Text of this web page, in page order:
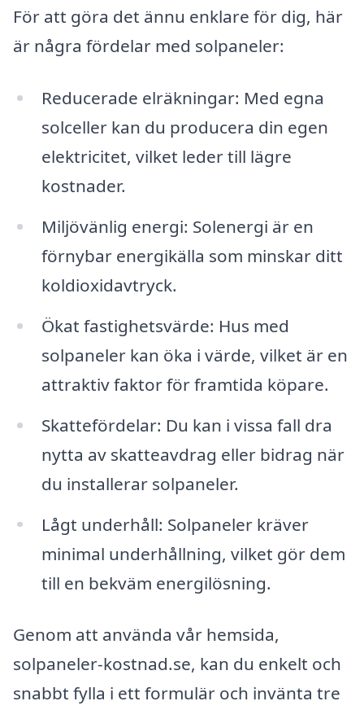
För att göra det ännu enklare för dig, här
är några fördelar med solpaneler:
Reducerade elräkningar: Med egna
solceller kan du producera din egen
elektricitet, vilket leder till lägre
kostnader.
Miljövänlig energi: Solenergi är en
förnybar energikälla som minskar ditt
koldioxidavtryck.
Ökat fastighetsvärde: Hus med
solpaneler kan öka i värde, vilket är en
attraktiv faktor för framtida köpare.
Skattefördelar: Du kan i vissa fall dra
nytta av skatteavdrag eller bidrag när
du installerar solpaneler.
Lågt underhåll: Solpaneler kräver
minimal underhållning, vilket gör dem
till en bekväm energilösning.
Genom att använda vår hemsida,
solpaneler-kostnad.se, kan du enkelt och
snabbt fylla i ett formulär och invänta tre